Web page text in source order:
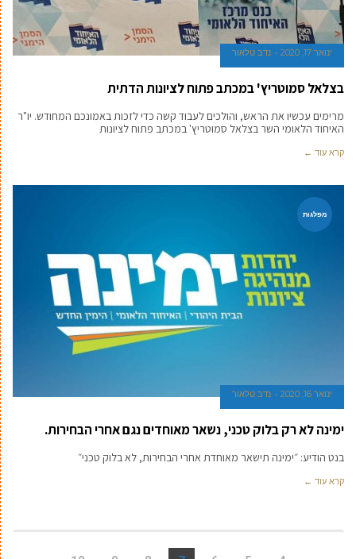
ינואר 17, 2020 נדב טלאור
בצלאל סמוטריץ' במכתב פתוח לציונות הדתית
מרימים עכשיו את הראש, והולכים לעבוד קשה כדי לזכות באמונכם המחודש. יו"ר
האיחוד הלאומי השר בצלאל סמוטריץ' במכתב פתוח לציונות
קרא עוד ←
מפלגות
ינואר 16, 2020 נדב טלאור
ימינה לא רק בלוק טכני, נשאר מאוחדים נגם אחרי הבחירות.
בנט הודיע: ״ימינה תישאר מאוחדת אחרי הבחירות, לא בלוק טכני״
קרא עוד ←